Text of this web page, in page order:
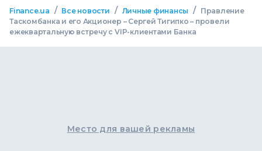
Finance.ua / Все новости / Личные финансы /
Правление
Таскомбанка и его Акционер – Сергей Тигипко – провели
ежеквартальную встречу с VIP-клиентами Банка
Место для вашей рекламы